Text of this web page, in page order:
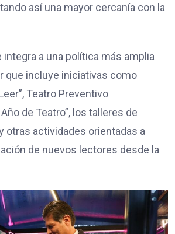
así una mayor cercanía con la
integra a una política más amplia
que incluye iniciativas como
Teatro Preventivo
Año de Teatro”, los talleres de
otras actividades orientadas a
de nuevos lectores desde la